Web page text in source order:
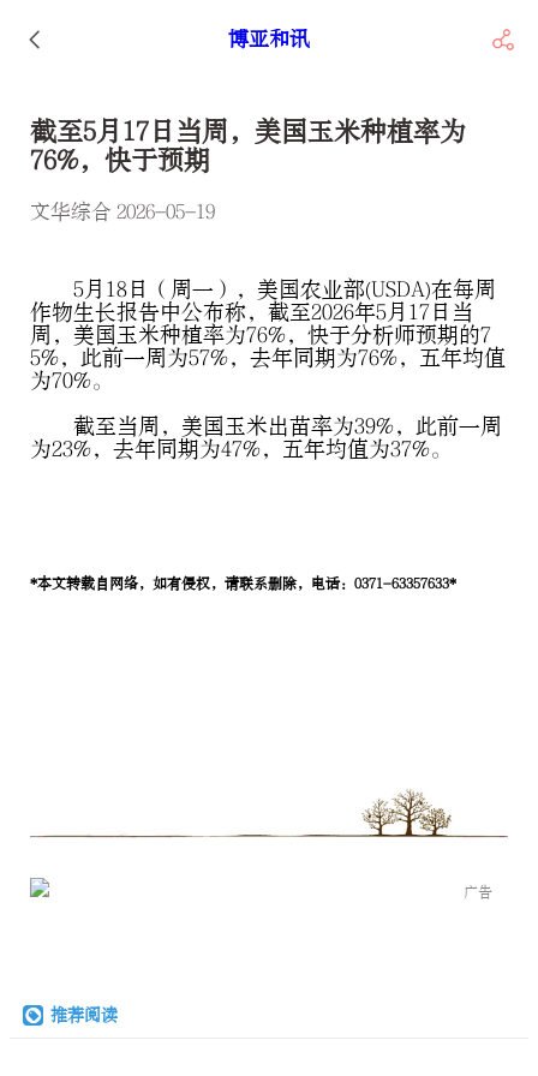
博亚和讯
截至5月17日当周，美国玉米种植率为
76%，快于预期
文华综合 2026-05-19
5月18日（周一），美国农业部(USDA)在每周
作物生长报告中公布称，截至2026年5月17日当
周，美国玉米种植率为76%，快于分析师预期的7
5%，此前一周为57%，去年同期为76%，五年均值
为70%。
截至当周，美国玉米出苗率为39%，此前一周
为23%，去年同期为47%，五年均值为37%。
*本文转载自网络，如有侵权，请联系删除，电话：0371-63357633*
广告
推荐阅读